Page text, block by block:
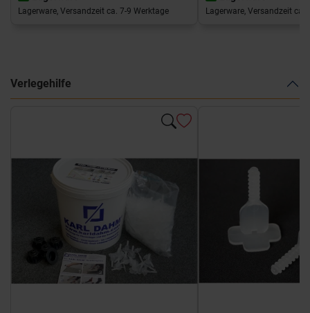
Lagerware, Versandzeit ca. 7-9 Werktage Lagerware, Versandzeit ca.
Verlegehilfe